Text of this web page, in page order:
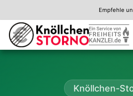
Empfehle
Knöllchen-